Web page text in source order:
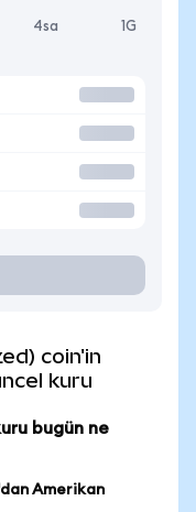
4sa 1G
coin'in
kuru
bugün ne
Amerikan